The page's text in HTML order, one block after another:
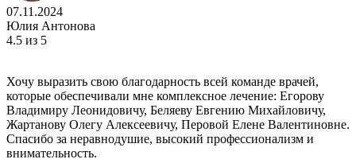
07.11.2024
Юлия Антонова
4.5 из 5
Хочу выразить свою благодарность всей команде врачей,
которые обеспечивали мне комплексное лечение: Егорову
Владимиру Леонидовичу, Беляеву Евгению Михайловичу,
Жартанову Олегу Алексеевичу, Перовой Елене Валентиновне.
Спасибо за неравнодушие, высокий профессионализм и
внимательность.